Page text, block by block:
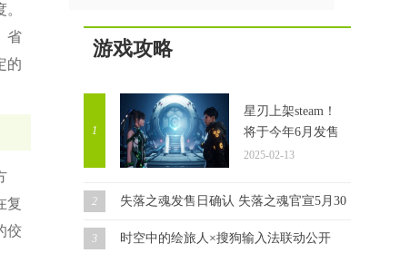
省
的
复
佼
戏通常具备聊天功能，方便玩家交流，部
分还提供排行榜和成就系统，增加竞技性
和趣味性。这里锚点网小编为大家带来多
看看吧！
毒液游戏集锦，汇聚了众多热门精彩的毒
可以根据自己的喜好选择不同的技能，一
路闯关斩将，完成每个任务都将让你获得
成长。同时，你还要与邪恶力量进行对
抗，确保自己能够顺利存活，迎接接下来
立即查看
游戏攻略
1
星刃上架steam！
将于今年6月发售
2025-02-13
2 失落之魂发售日确认 失落之魂官宣5月30日发售！
3 时空中的绘旅人×搜狗输入法联动公开